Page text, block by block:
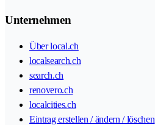
Unternehmen
Über local.ch
localsearch.ch
search.ch
renovero.ch
localcities.ch
Eintrag erstellen / ändern / löschen